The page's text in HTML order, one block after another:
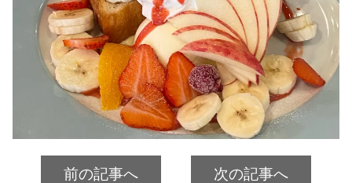
前の記事へ 次の記事へ